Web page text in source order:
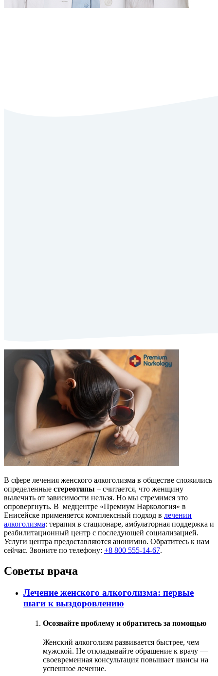
В сфере лечения женского алкоголизма в обществе сложились
определенные стереотипы – считается, что женщину
вылечить от зависимости нельзя. Но мы стремимся это
опровергнуть. В медцентре «Премиум Наркология» в
Енисейске применяется комплексный подход в лечении
алкоголизма: терапия в стационаре, амбулаторная поддержка и
реабилитационный центр с последующей социализацией.
Услуги центра предоставляются анонимно. Обратитесь к нам
сейчас. Звоните по телефону: +8 800 555-14-67.
Советы врача
Лечение женского алкоголизма: первые
шаги к выздоровлению
Осознайте проблему и обратитесь за помощью
Женский алкоголизм развивается быстрее, чем
мужской. Не откладывайте обращение к врачу —
своевременная консультация повышает шансы на
успешное лечение.